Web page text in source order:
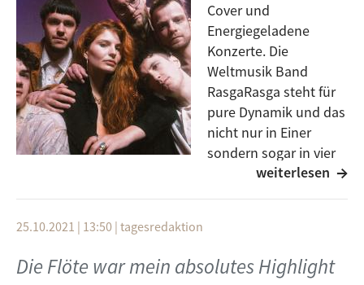
Cover und
Energiegeladene
Konzerte. Die
Weltmusik Band
RasgaRasga steht für
pure Dynamik und das
nicht nur in Einer
sondern sogar in vier
Sprachen. Ein
befinden sich aktuell auf ihrer "Apiritif Tour" und
schauen morgen auch bei uns in Ulm im Roxy
vorbei. Sängerin Daria und Geige und Posaune Spieler
weiterlesen
25.10.2021 | 13:50 | tagesredaktion
Die Flöte war mein absolutes Highlight